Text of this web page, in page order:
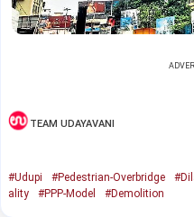
TEAM UDAYAVANI
#Udupi #Pedestrian-Overbridge
ality
#PPP-Model #Demolition